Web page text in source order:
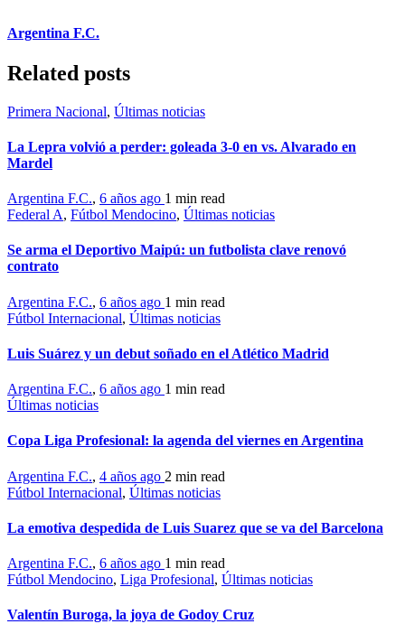
Argentina F.C.
Related posts
Primera Nacional, Últimas noticias
La Lepra volvió a perder: goleada 3-0 en vs. Alvarado en
Mardel
Argentina F.C., 6 años ago 1 min read
Federal A, Fútbol Mendocino, Últimas noticias
Se arma el Deportivo Maipú: un futbolista clave renovó
contrato
Argentina F.C., 6 años ago 1 min read
Fútbol Internacional, Últimas noticias
Luis Suárez y un debut soñado en el Atlético Madrid
Argentina F.C., 6 años ago 1 min read
Últimas noticias
Copa Liga Profesional: la agenda del viernes en Argentina
Argentina F.C., 4 años ago 2 min read
Fútbol Internacional, Últimas noticias
La emotiva despedida de Luis Suarez que se va del Barcelona
Argentina F.C., 6 años ago 1 min read
Fútbol Mendocino, Liga Profesional, Últimas noticias
Valentín Buroga, la joya de Godoy Cruz